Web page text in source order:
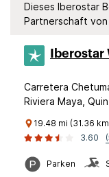
Dieses Iberostar
Partnerschaft von
Iberostar
Carretera
Riviera Maya,
19.48 mi (31.36
3.60
Parken